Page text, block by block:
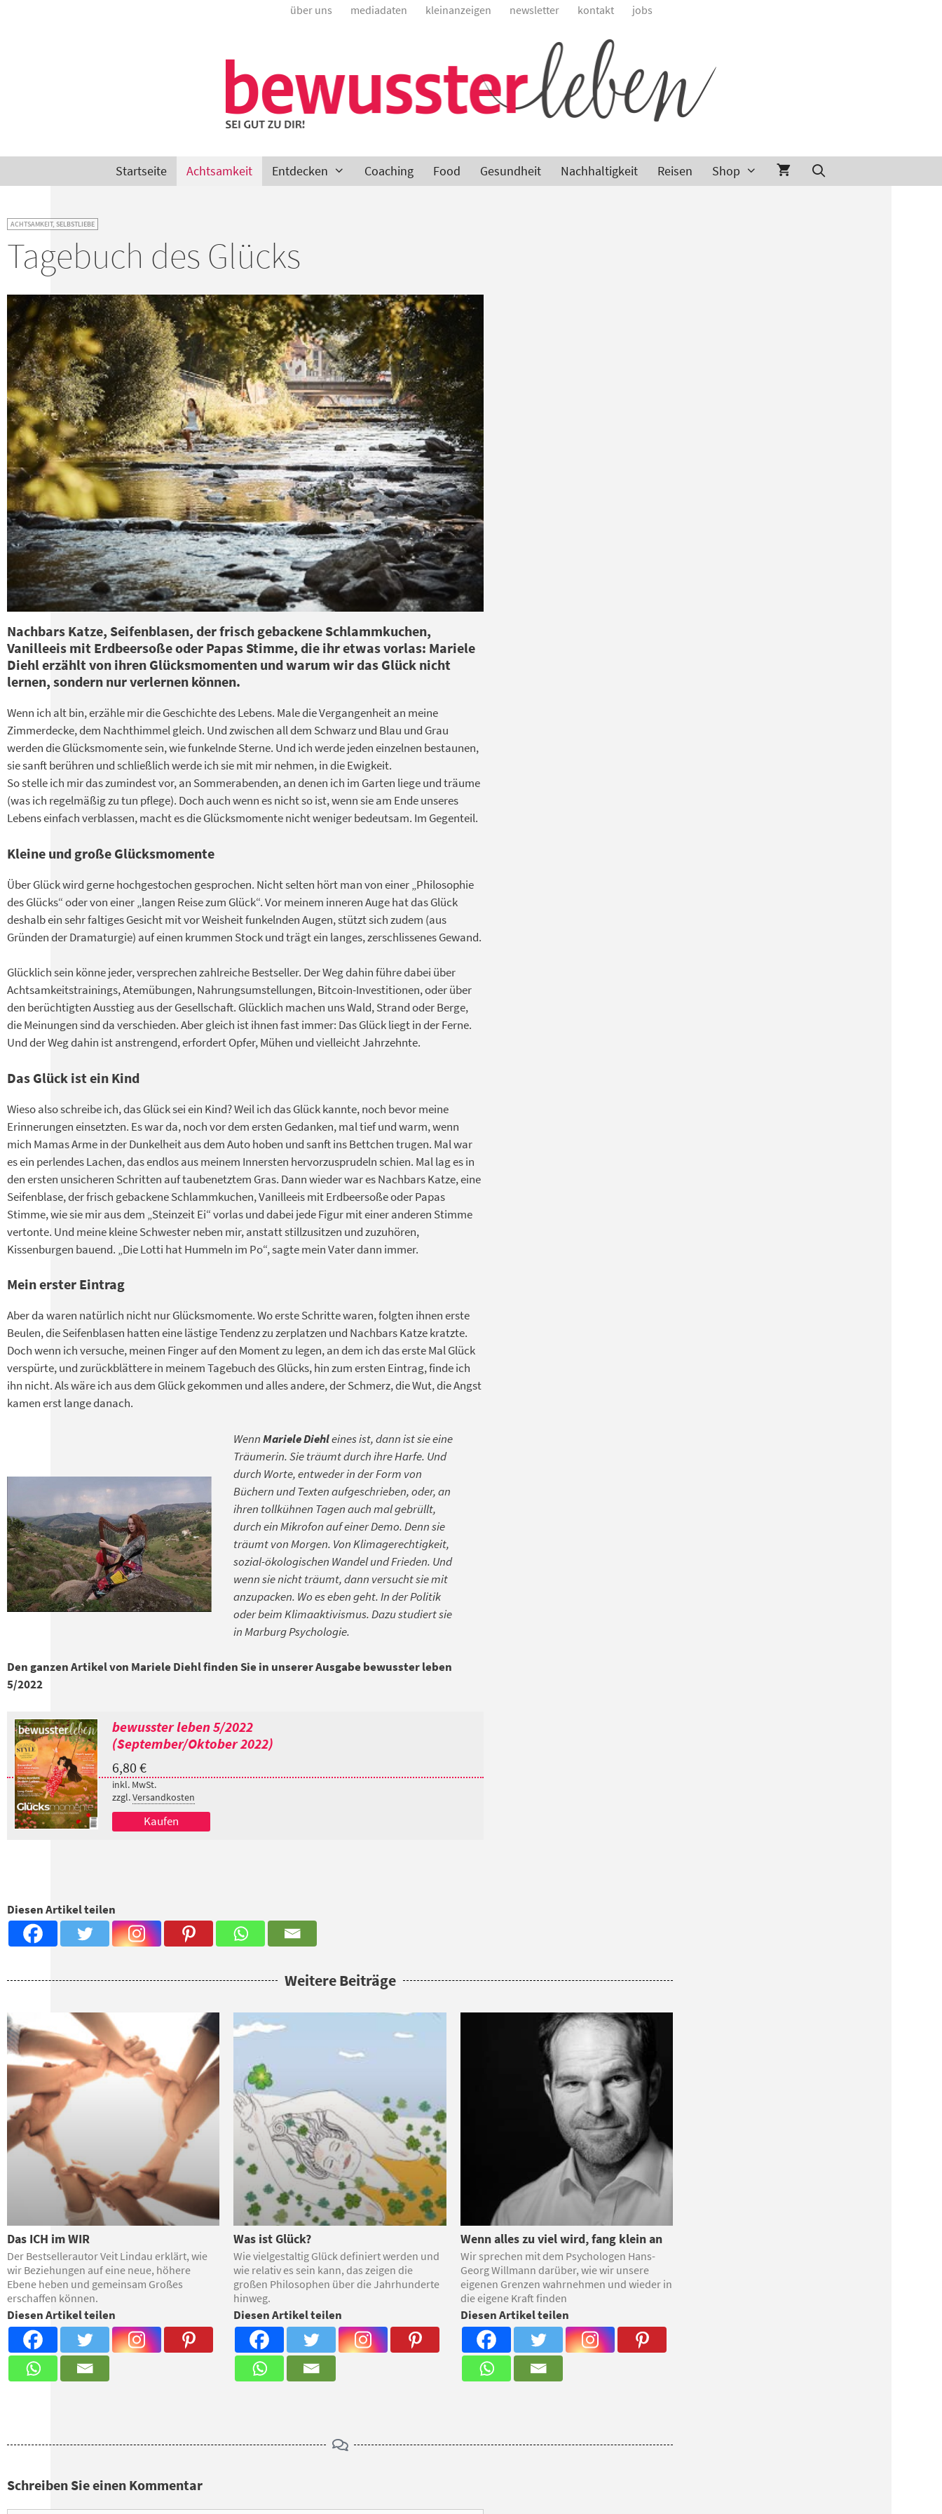
über uns mediadaten kleinanzeigen newsletter kontakt jobs
Startseite Achtsamkeit Entdecken Coaching Food Gesundheit Nachhaltigkeit Reisen Shop
ACHTSAMKEIT, SELBSTLIEBE
Tagebuch des Glücks
Nachbars Katze, Seifenblasen, der frisch gebackene Schlammkuchen,
Vanilleeis mit Erdbeersoße oder Papas Stimme, die ihr etwas vorlas: Mariele
Diehl erzählt von ihren Glücksmomenten und warum wir das Glück nicht
lernen, sondern nur verlernen können.
Wenn ich alt bin, erzähle mir die Geschichte des Lebens. Male die Vergangenheit an meine
Zimmerdecke, dem Nachthimmel gleich. Und zwischen all dem Schwarz und Blau und Grau
werden die Glücksmomente sein, wie funkelnde Sterne. Und ich werde jeden einzelnen bestaunen,
sie sanft berühren und schließlich werde ich sie mit mir nehmen, in die Ewigkeit.
So stelle ich mir das zumindest vor, an Sommerabenden, an denen ich im Garten liege und träume
(was ich regelmäßig zu tun pflege). Doch auch wenn es nicht so ist, wenn sie am Ende unseres
Lebens einfach verblassen, macht es die Glücksmomente nicht weniger bedeutsam. Im Gegenteil.
Kleine und große Glücksmomente
Über Glück wird gerne hochgestochen gesprochen. Nicht selten hört man von einer „Philosophie
des Glücks“ oder von einer „langen Reise zum Glück“. Vor meinem inneren Auge hat das Glück
deshalb ein sehr faltiges Gesicht mit vor Weisheit funkelnden Augen, stützt sich zudem (aus
Gründen der Dramaturgie) auf einen krummen Stock und trägt ein langes, zerschlissenes Gewand.
Glücklich sein könne jeder, versprechen zahlreiche Bestseller. Der Weg dahin führe dabei über
Achtsamkeitstrainings, Atemübungen, Nahrungsumstellungen, Bitcoin-Investitionen, oder über
den berüchtigten Ausstieg aus der Gesellschaft. Glücklich machen uns Wald, Strand oder Berge,
die Meinungen sind da verschieden. Aber gleich ist ihnen fast immer: Das Glück liegt in der Ferne.
Und der Weg dahin ist anstrengend, erfordert Opfer, Mühen und vielleicht Jahrzehnte.
Das Glück ist ein Kind
Wieso also schreibe ich, das Glück sei ein Kind? Weil ich das Glück kannte, noch bevor meine
Erinnerungen einsetzten. Es war da, noch vor dem ersten Gedanken, mal tief und warm, wenn
mich Mamas Arme in der Dunkelheit aus dem Auto hoben und sanft ins Bettchen trugen. Mal war
es ein perlendes Lachen, das endlos aus meinem Innersten hervorzusprudeln schien. Mal lag es in
den ersten unsicheren Schritten auf taubenetztem Gras. Dann wieder war es Nachbars Katze, eine
Seifenblase, der frisch gebackene Schlammkuchen, Vanilleeis mit Erdbeersoße oder Papas
Stimme, wie sie mir aus dem „Steinzeit Ei“ vorlas und dabei jede Figur mit einer anderen Stimme
vertonte. Und meine kleine Schwester neben mir, anstatt stillzusitzen und zuzuhören,
Kissenburgen bauend. „Die Lotti hat Hummeln im Po“, sagte mein Vater dann immer.
Mein erster Eintrag
Aber da waren natürlich nicht nur Glücksmomente. Wo erste Schritte waren, folgten ihnen erste
Beulen, die Seifenblasen hatten eine lästige Tendenz zu zerplatzen und Nachbars Katze kratzte.
Doch wenn ich versuche, meinen Finger auf den Moment zu legen, an dem ich das erste Mal Glück
verspürte, und zurückblättere in meinem Tagebuch des Glücks, hin zum ersten Eintrag, finde ich
ihn nicht. Als wäre ich aus dem Glück gekommen und alles andere, der Schmerz, die Wut, die Angst
kamen erst lange danach.
WennMariele Diehleines ist, dann ist sie eine
Träumerin. Sie träumt durch ihre Harfe. Und
durch Worte, entweder in der Form von
Büchern und Texten aufgeschrieben, oder, an
ihren tollkühnen Tagen auch mal gebrüllt,
durch ein Mikrofon auf einer Demo. Denn sie
träumt von Morgen. Von Klimagerechtigkeit,
sozial-ökologischen Wandel und Frieden. Und
wenn sie nicht träumt, dann versucht sie mit
anzupacken. Wo es eben geht. In der Politik
oder beim Klimaaktivismus. Dazu studiert sie
in Marburg Psychologie.
Den ganzen Artikel von Mariele Diehl finden Sie in unserer Ausgabe bewusster leben
5/2022
bewusster leben 5/2022
(September/Oktober 2022)
6,80 €
inkl. MwSt.
zzgl.Versandkosten
Kaufen
Diesen Artikel teilen
Weitere Beiträge
Das ICH im WIR
Der Bestsellerautor Veit Lindau erklärt, wie
wir Beziehungen auf eine neue, höhere
Ebene heben und gemeinsam Großes
erschaffen können.
Diesen Artikel teilen
Was ist Glück?
Wie vielgestaltig Glück definiert werden und
wie relativ es sein kann, das zeigen die
großen Philosophen über die Jahrhunderte
hinweg.
Diesen Artikel teilen
Wenn alles zu viel wird, fang klein an
Wir sprechen mit dem Psychologen Hans-
Georg Willmann darüber, wie wir unsere
eigenen Grenzen wahrnehmen und wieder in
die eigene Kraft finden
Diesen Artikel teilen
Schreiben Sie einen Kommentar